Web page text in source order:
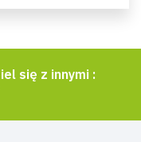
się z innymi :